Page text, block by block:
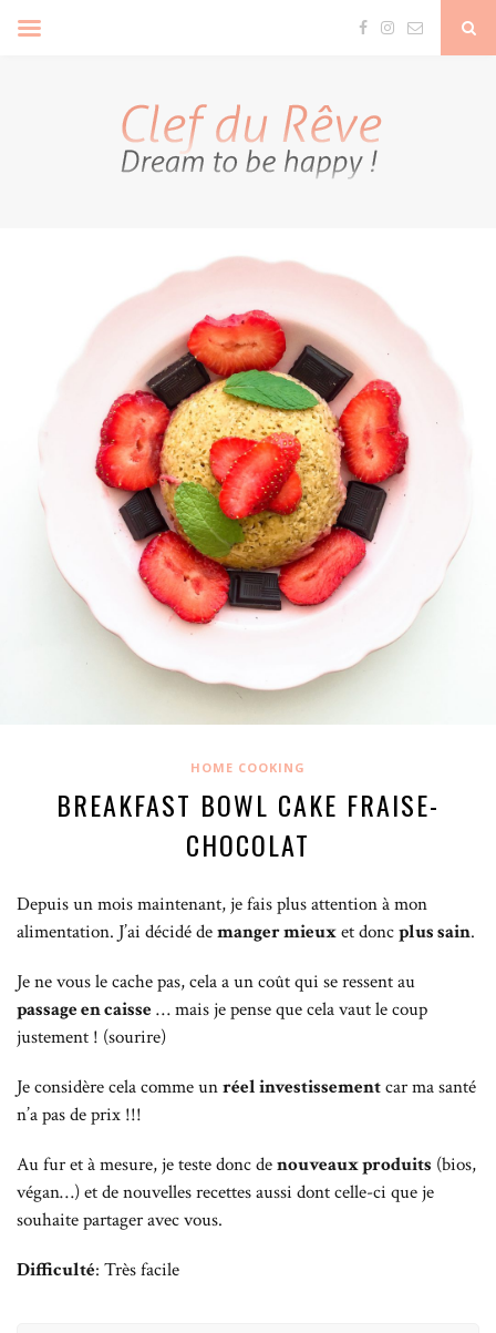
HOME COOKING
BREAKFAST BOWL CAKE FRAISE-
CHOCOLAT
Depuis un mois maintenant, je fais plus attention à mon
alimentation. J’ai décidé demanger mieuxet doncplus sain.
Je ne vous le cache pas, cela a un coût qui se ressent au
passage en caisse… mais je pense que cela vaut le coup
justement ! (sourire)
Je considère cela comme unréel investissementcar ma santé
n’a pas de prix !!!
Au fur et à mesure, je teste donc denouveaux produits (bios,
végan…) et de nouvelles recettes aussi dont celle-ci que je
souhaite partager avec vous.
Difficulté: Très facile